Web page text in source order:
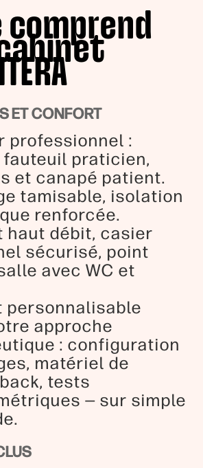
comprend
ET CONFORT
professionnel :
fauteuil praticien,
et canapé patient.
tamisable, isolation
renforcée.
haut débit, casier
sécurisé, point
avec WC et
personnalisable
approche
: configuration
matériel de
tests
— sur simple